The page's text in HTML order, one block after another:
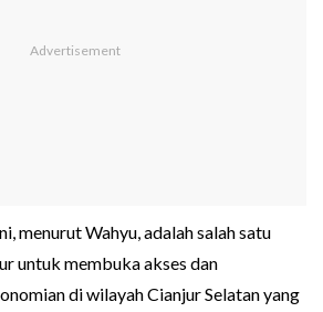
menurut Wahyu, adalah salah satu
untuk membuka akses dan
di wilayah Cianjur Selatan yang